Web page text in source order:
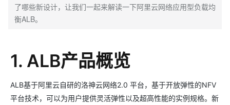
了哪些新设计，让我们一起来解读一下阿里云网络应用型负载均
衡ALB。
1. ALB产品概览
ALB基于阿里云自研的洛神云网络2.0 平台，基于开放弹性的NFV
平台技术，可以为用户提供灵活弹性以及超高性能的实例规格。新